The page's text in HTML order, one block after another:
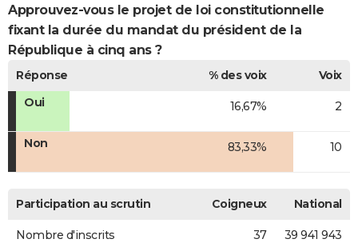
Approuvez-vous le projet de loi constitutionnelle
fixant la durée du mandat du président de la
République à cinq ans ?
Réponse % des voix
Voix
Oui
16,67% 2
Non 83,33% 10
Participation au scrutin Coigneux National
Nombre d'inscrits 37 39 941 943